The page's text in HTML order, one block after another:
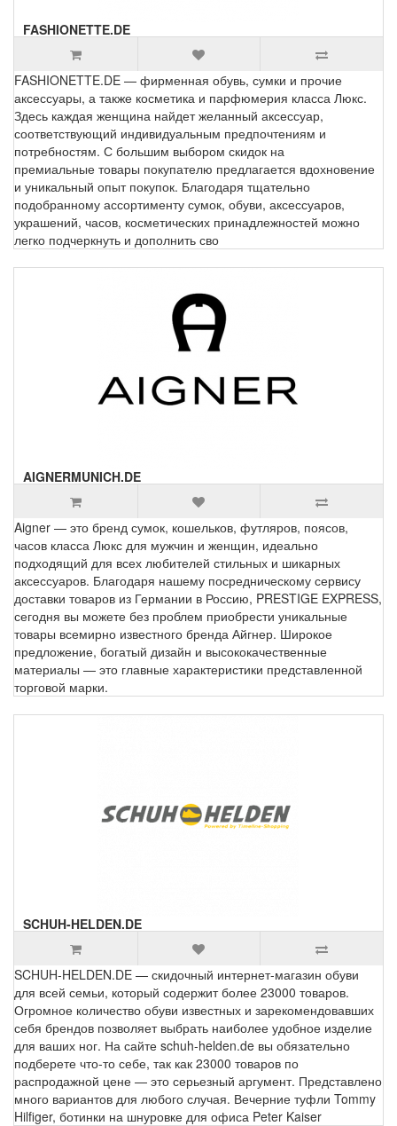
FASHIONETTE.DE
FASHIONETTE.DE — фирменная обувь, сумки и прочие
аксессуары, а также косметика и парфюмерия класса Люкс.
Здесь каждая женщина найдет желанный аксессуар,
соответствующий индивидуальным предпочтениям и
потребностям. С большим выбором скидок на
премиальные товары покупателю предлагается вдохновение
и уникальный опыт покупок. Благодаря тщательно
подобранному ассортименту сумок, обуви, аксессуаров,
украшений, часов, косметических принадлежностей можно
легко подчеркнуть и дополнить сво
AIGNERMUNICH.DE
Aigner — это бренд сумок, кошельков, футляров, поясов,
часов класса Люкс для мужчин и женщин, идеально
подходящий для всех любителей стильных и шикарных
аксессуаров. Благодаря нашему посредническому сервису
доставки товаров из Германии в Россию, PRESTIGE EXPRESS,
сегодня вы можете без проблем приобрести уникальные
товары всемирно известного бренда Айгнер. Широкое
предложение, богатый дизайн и высококачественные
материалы — это главные характеристики представленной
торговой марки.
SCHUH-HELDEN.DE
SCHUH-HELDEN.DE — скидочный интернет-магазин обуви
для всей семьи, который содержит более 23000 товаров.
Огромное количество обуви известных и зарекомендовавших
себя брендов позволяет выбрать наиболее удобное изделие
для ваших ног. На сайте schuh-helden.de вы обязательно
подберете что-то себе, так как 23000 товаров по
распродажной цене — это серьезный аргумент. Представлено
много вариантов для любого случая. Вечерние туфли Tommy
Hilfiger, ботинки на шнуровке для офиса Peter Kaiser